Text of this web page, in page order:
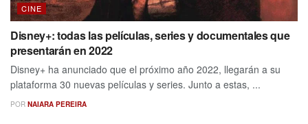
CINE
Disney+: todas las películas, series y documentales que
presentarán en 2022
Disney+ ha anunciado que el próximo año 2022, llegarán a su
plataforma 30 nuevas películas y series. Junto a estas, ...
POR NAIARA PEREIRA